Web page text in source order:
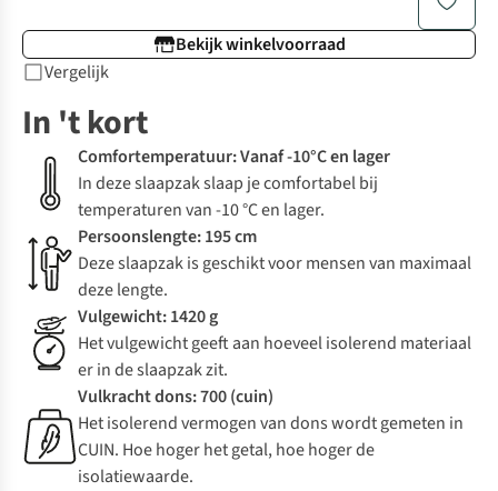
Bekijk winkelvoorraad
Vergelijk
In 't kort
Comfortemperatuur: Vanaf -10°C en lager
In deze slaapzak slaap je comfortabel bij
temperaturen van -10 °C en lager.
Persoonslengte: 195 cm
Deze slaapzak is geschikt voor mensen van maximaal
deze lengte.
Vulgewicht: 1420 g
Het vulgewicht geeft aan hoeveel isolerend materiaal
er in de slaapzak zit.
Vulkracht dons: 700 (cuin)
Het isolerend vermogen van dons wordt gemeten in
CUIN. Hoe hoger het getal, hoe hoger de
isolatiewaarde.